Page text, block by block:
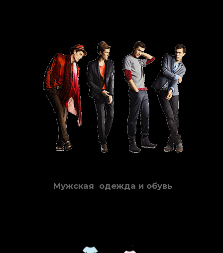
Мужская одежда и обувь